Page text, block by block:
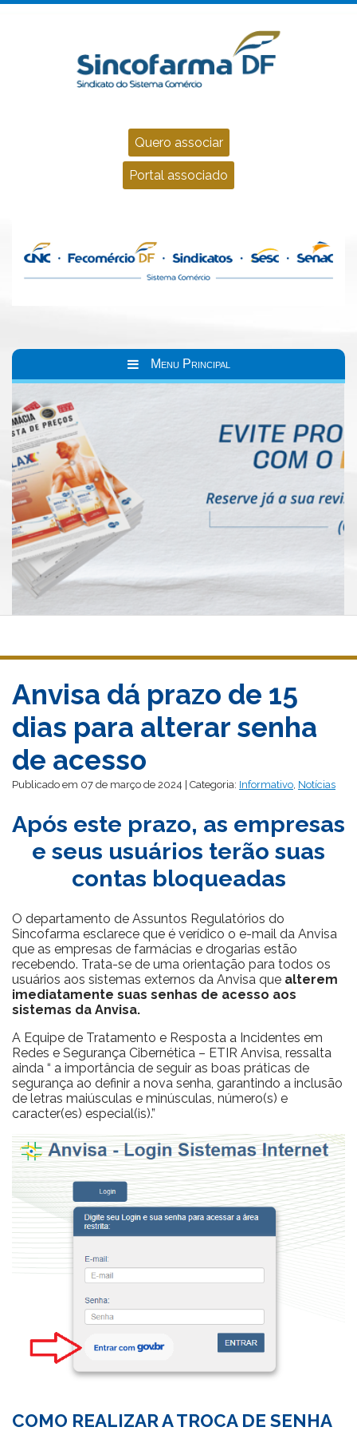
Quero associar
Portal associado
Menu Principal
Anvisa dá prazo de 15
dias para alterar senha
de acesso
Publicado em 07 de março de 2024 | Categoria: Informativo, Notícias
Após este prazo, as empresas
e seus usuários terão suas
contas bloqueadas
O departamento de Assuntos Regulatórios do
Sincofarma esclarece que é verídico o e-mail da Anvisa
que as empresas de farmácias e drogarias estão
recebendo. Trata-se de uma orientação para todos os
usuários aos sistemas externos da Anvisa que alterem
imediatamente suas senhas de acesso aos
sistemas da Anvisa.
A Equipe de Tratamento e Resposta a Incidentes em
Redes e Segurança Cibernética – ETIR Anvisa, ressalta
ainda “ a importância de seguir as boas práticas de
segurança ao definir a nova senha, garantindo a inclusão
de letras maiúsculas e minúsculas, número(s) e
caracter(es) especial(is).”
COMO REALIZAR A TROCA DE SENHA